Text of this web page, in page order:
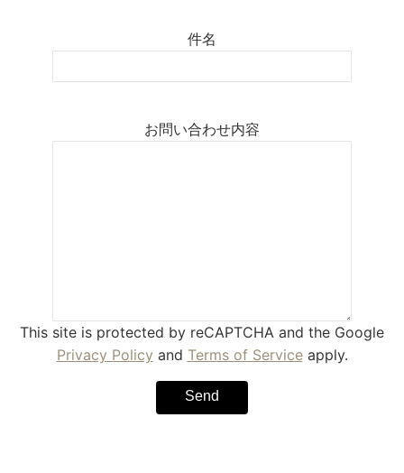
件名
お問い合わせ内容
This site is protected by reCAPTCHA and the Google
Privacy Policy and Terms of Serviceapply.